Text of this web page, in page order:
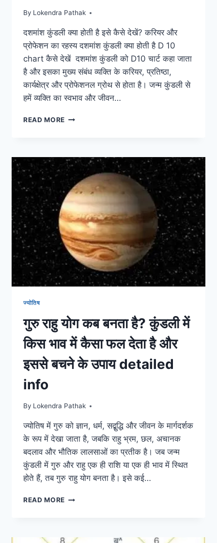
By Lokendra Pathak
दशमांश कुंडली क्या होती है इसे कैसे देखें? करियर और
प्रोफेशन का रहस्य दशमांश कुंडली क्या होती है D 10
chart कैसे देखें दशमांश कुंडली को D10 चार्ट कहा जाता
है और इसका मुख्य संबंध व्यक्ति के करियर, प्रतिष्ठा,
कार्यक्षेत्र और प्रोफेशनल ग्रोथ से होता है। जन्म कुंडली से
हमें व्यक्ति का स्वभाव और जीवन…
READ MORE दशमांश
है
D
10
CHART
कैसे
देखें
A
2
Z
DETAILED
INFO
ज्योतिष
गुरु राहु योग कब बनता है? कुंडली में
किस भाव में कैसा फल देता है और
इससे बचने के उपाय detailed
info
By Lokendra Pathak
ज्योतिष में गुरु को ज्ञान, धर्म, सद्बुद्धि और जीवन के मार्गदर्शक
के रूप में देखा जाता है, जबकि राहु भ्रम, छल, अचानक
बदलाव और भौतिक लालसाओं का प्रतीक है। जब जन्म
कुंडली में गुरु और राहु एक ही राशि या एक ही भाव में स्थित
होते हैं, तब गुरु राहु योग बनता है। इसे कई…
READ MORE गुरु
बनता